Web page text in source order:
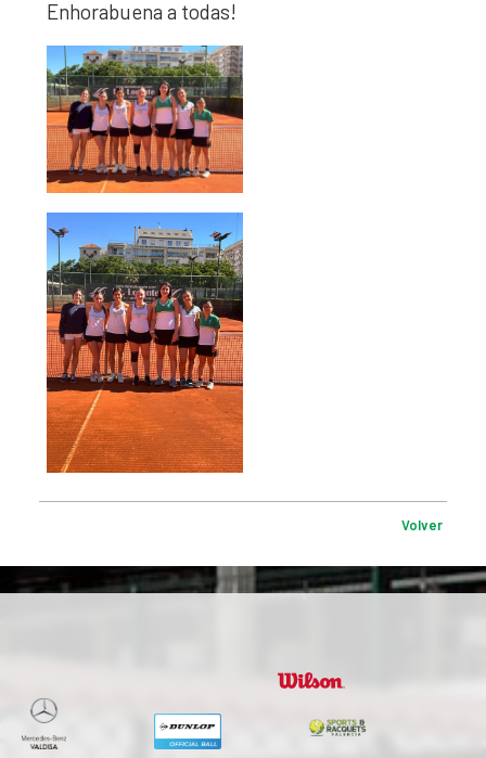
Enhorabuena a todas!
Volver